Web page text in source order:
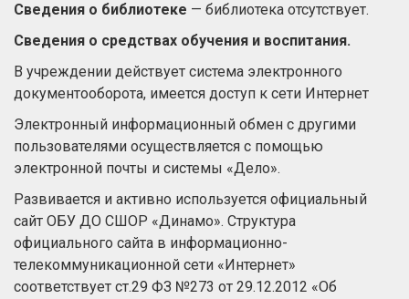
Сведения о библиотеке — библиотека отсутствует.
Сведения о средствах обучения и воспитания.
В учреждении действует система электронного
документооборота, имеется доступ к сети Интернет
Электронный информационный обмен с другими
пользователями осуществляется с помощью
электронной почты и системы «Дело».
Развивается и активно используется официальный
сайт ОБУ ДО СШОР «Динамо». Структура
официального сайта в информационно-
телекоммуникационной сети «Интернет»
соответствует ст.29 ФЗ №273 от 29.12.2012 «Об